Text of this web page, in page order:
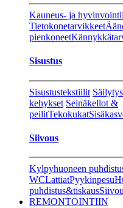
Kauneus- ja
Tietokonetarvikkeet
pienkoneet
Sisustus
Sisustustekstiilit Säilytys
kehykset Seinäkellot &
peilitTekokukat
Siivous
Kylpyhuoneen
WCLattiatPyykinpesu
puhdistus&tiskaus
REMONTOINTIIN